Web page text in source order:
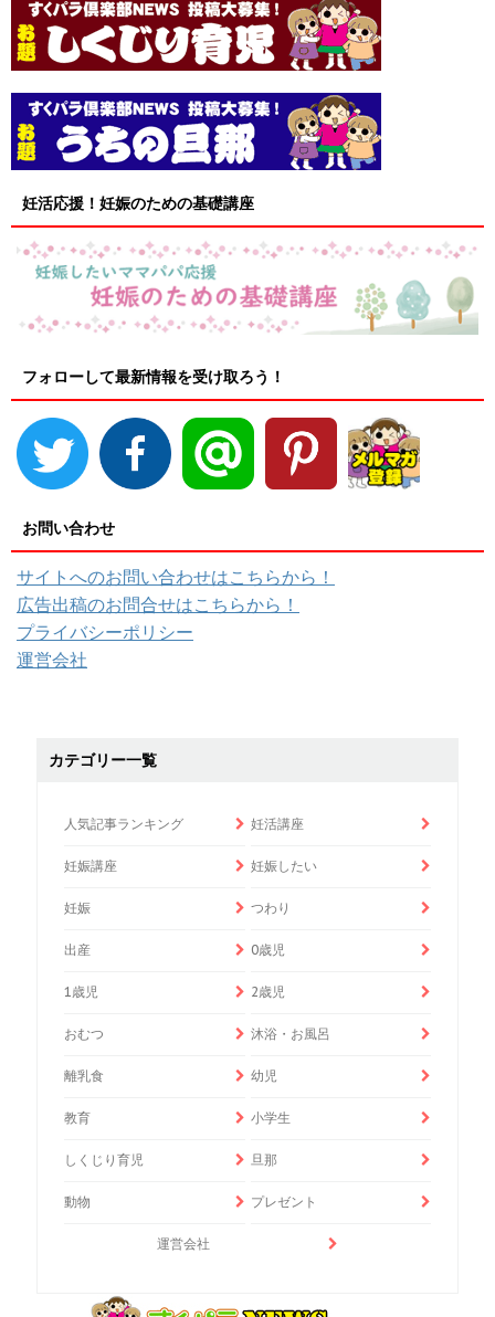
妊活応援！妊娠のための基礎講座
フォローして最新情報を受け取ろう！
お問い合わせ
サイトへのお問い合わせはこちらから！
広告出稿のお問合せはこちらから！
プライバシーポリシー
運営会社
カテゴリー一覧
人気記事ランキング 妊活講座
妊娠講座 妊娠したい
妊娠 つわり
出産 0歳児
1歳児 2歳児
おむつ 沐浴・お風呂
離乳食 幼児
教育 小学生
しくじり育児 旦那
動物 プレゼント
運営会社